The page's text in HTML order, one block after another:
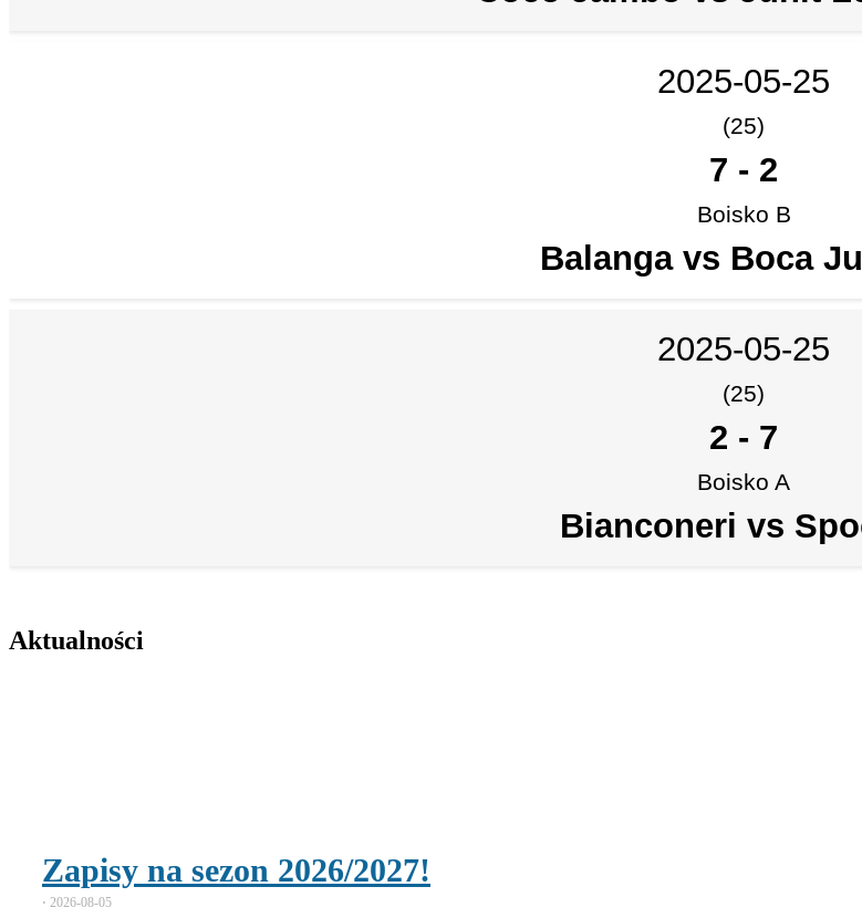
2025-05-25
(25)
7 - 2
Boisko B
Balanga vs Boca
2025-05-25
(25)
2 - 7
Boisko A
Bianconeri vs
Aktualności
Zapisy na sezon 2026/2027!
⋅ 2026-08-05